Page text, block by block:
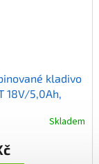
kladivo
18V/5,0Ah,
Skladem